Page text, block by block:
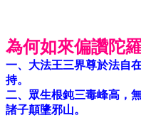
為何如來偏讚陀
一、大法王三界尊於法自
持。
二、眾生根鈍三毒峰高，
諸子顛墬邪山。